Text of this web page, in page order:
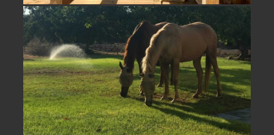
נחלה מדהימה למכירה/ השכרה במושב
פסטורלי בשרון